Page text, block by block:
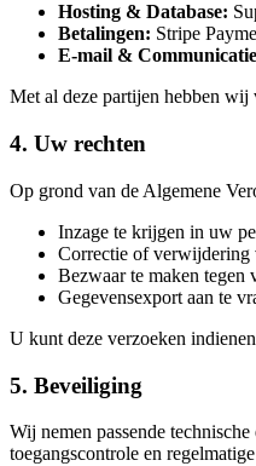
Hosting & Database:
Betalingen: Stripe
E-mail &
Met al deze partijen hebben
4. Uw rechten
Op grond van de Algemene
Inzage te krijgen in uw
Correctie of verwijdering
Bezwaar te maken tegen
Gegevensexport aan te
U kunt deze verzoeken
5. Beveiliging
Wij nemen passende
toegangscontrole en